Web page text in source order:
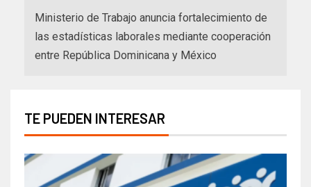
Ministerio de Trabajo anuncia fortalecimiento de
las estadísticas laborales mediante cooperación
entre República Dominicana y México
TE PUEDEN INTERESAR